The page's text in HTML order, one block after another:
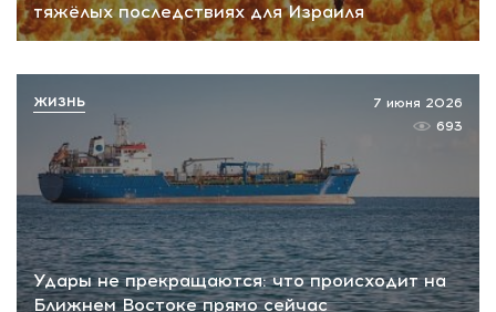
тяжёлых последствиях для Израиля
Удары не прекращаются: что происходит на
Ближнем Востоке прямо сейчас
7 июня 2026
693
ЖИЗНЬ